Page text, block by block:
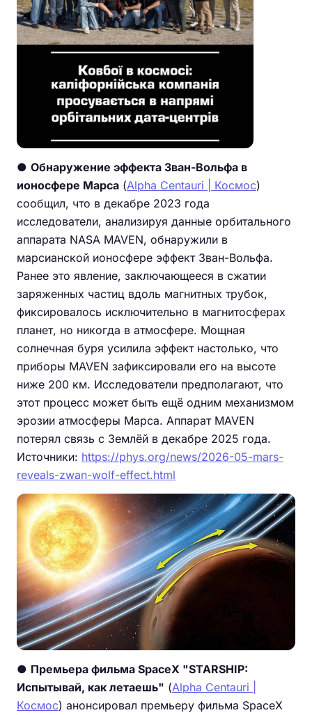
● Обнаружение эффекта Зван-Вольфа в
ионосфере Марса (Alpha Centauri | Космос)
сообщил, что в декабре 2023 года
исследователи, анализируя данные орбитального
аппарата NASA MAVEN, обнаружили в
марсианской ионосфере эффект Зван-Вольфа.
Ранее это явление, заключающееся в сжатии
заряженных частиц вдоль магнитных трубок,
фиксировалось исключительно в магнитосферах
планет, но никогда в атмосфере. Мощная
солнечная буря усилила эффект настолько, что
приборы MAVEN зафиксировали его на высоте
ниже 200 км. Исследователи предполагают, что
этот процесс может быть ещё одним механизмом
эрозии атмосферы Марса. Аппарат MAVEN
потерял связь с Землёй в декабре 2025 года.
Источники: https://phys.org/news/2026-05-mars-
reveals-zwan-wolf-effect.html
● Премьера фильма SpaceX "STARSHIP:
Испытывай, как летаешь" (Alpha Centauri |
Космос) анонсировал премьеру фильма SpaceX